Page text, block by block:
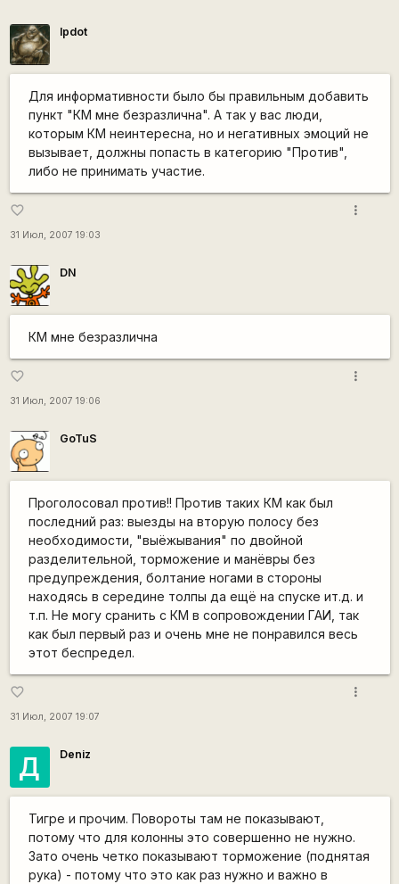
lpdot
Для информативности было бы правильным добавить
пункт "КМ мне безразлична". А так у вас люди,
которым КМ неинтересна, но и негативных эмоций не
вызывает, должны попасть в категорию "Против",
либо не принимать участие.
favorite_border
31 Июл, 2007 19:03
more_vert
DN
КМ мне безразлична
favorite_border
31 Июл, 2007 19:06
more_vert
GoTuS
Проголосовал против!! Против таких КМ как был
последний раз: выезды на вторую полосу без
необходимости, "выёжывания" по двойной
разделительной, торможение и манёвры без
предупреждения, болтание ногами в стороны
находясь в середине толпы да ещё на спуске ит.д. и
т.п. Не могу сранить с КМ в сопровождении ГАИ, так
как был первый раз и очень мне не понравился весь
этот беспредел.
favorite_border
31 Июл, 2007 19:07
more_vert
Д Deniz
Тигре и прочим. Повороты там не показывают,
потому что для колонны это совершенно не нужно.
Зато очень четко показывают торможение (поднятая
рука) - потому что это как раз нужно и важно в